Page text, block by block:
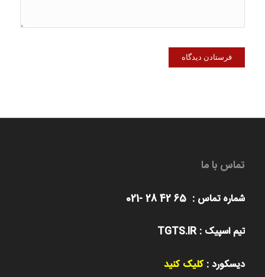
تماس با ما
شماره تماس : 65 42 28 -021
تیم اسپیک : TGTS.IR
دیسکورد :کلیک کنید